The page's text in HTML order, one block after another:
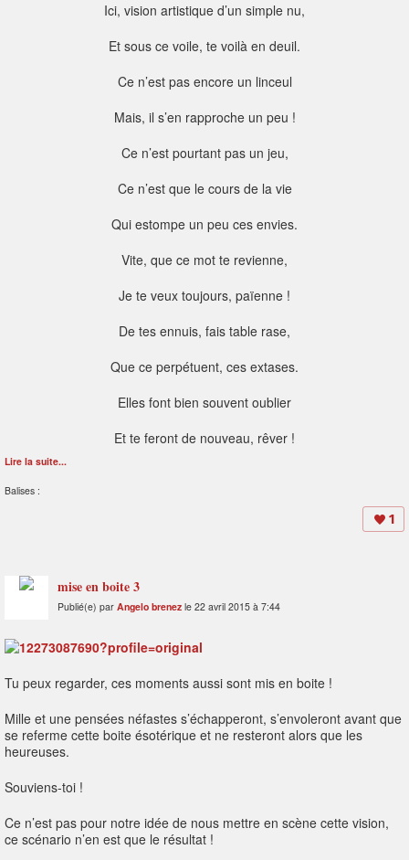
Ici, vision artistique d’un simple nu,
Et sous ce voile, te voilà en deuil.
Ce n’est pas encore un linceul
Mais, il s’en rapproche un peu !
Ce n’est pourtant pas un jeu,
Ce n’est que le cours de la vie
Qui estompe un peu ces envies.
Vite, que ce mot te revienne,
Je te veux toujours, païenne !
De tes ennuis, fais table rase,
Que ce perpétuent, ces extases.
Elles font bien souvent oublier
Et te feront de nouveau, rêver !
Lire la suite...
Balises :
1
mise en boite 3
Publié(e) par Angelo brenez le 22 avril 2015 à 7:44
Tu peux regarder, ces moments aussi sont mis en boite !
Mille et une pensées néfastes s’échapperont, s’envoleront avant que
se referme cette boite ésotérique et ne resteront alors que les
heureuses.
Souviens-toi !
Ce n’est pas pour notre idée de nous mettre en scène cette vision,
ce scénario n’en est que le résultat !